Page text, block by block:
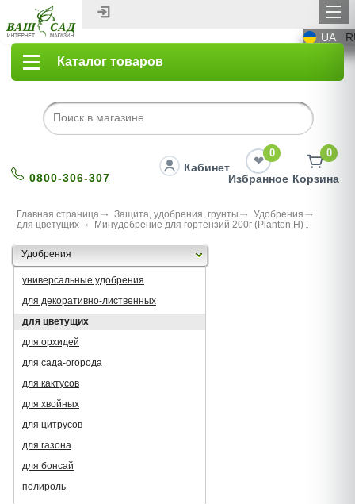
UA
Каталог товаров
0800-306-307
Кабинет
0
Избранное
0
Корзина
Главная страница Защита, удобрения, грунты
Удобрения
для цветущих
Минудобрение для гортензий 200г (Planton H)
Удобрения
универсальные удобрения
для декоративно-лиственных
для цветущих
для орхидей
для сада-огорода
для кактусов
для хвойных
для цитрусов
для газона
для бонсай
полироль